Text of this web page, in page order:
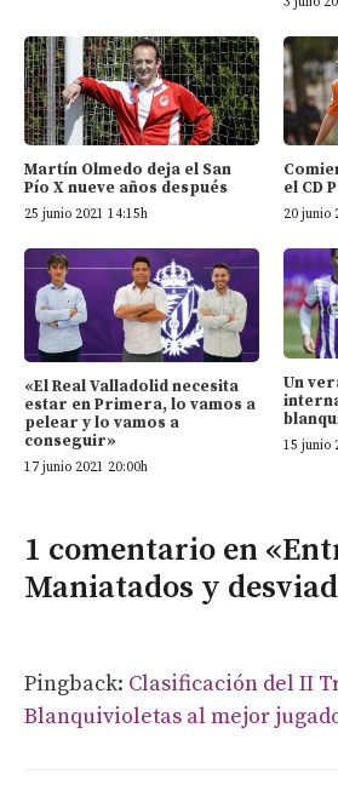
Martín Olmedo deja el San
Pío X nueve años después
25 junio 2021 14:15h
el CD
20 junio
«El Real Valladolid necesita
estar en Primera, lo vamos a
pelear y lo vamos a
conseguir»
17 junio 2021 20:00h
Un
15 junio
1 comentario en
Maniatados y
Pingback: Clasificación del II
Blanquivioletas al mejor